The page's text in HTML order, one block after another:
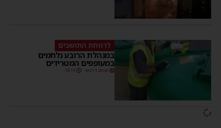
לרווחת התושבים
במנהלת הרובע נלחמים
במעופפים המטרידים
מנחם דויטש 18:15